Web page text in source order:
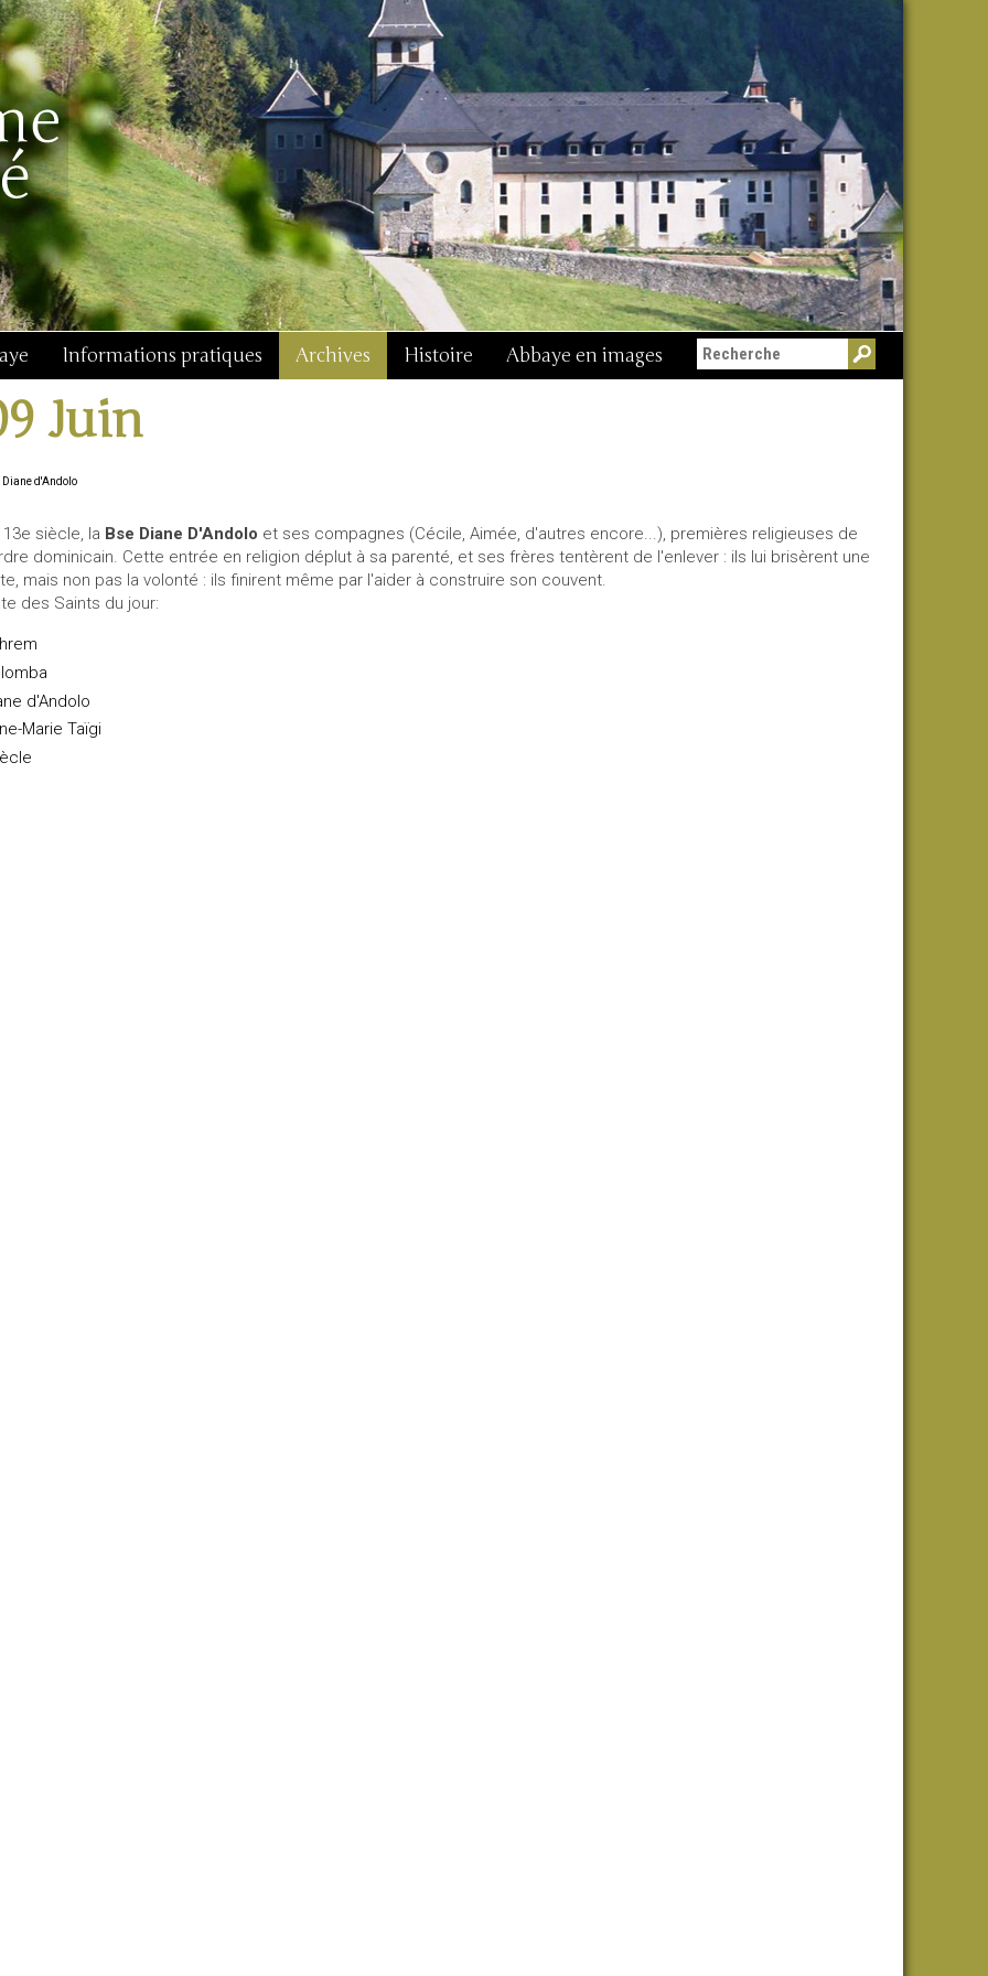
Informations pratiques Archives Histoire Abbaye en images
Juin
Diane d'Andolo
13e siècle, la Bse Diane D'Andolo et ses compagnes (Cécile, Aimée, d'autres encore...), premières religieuses de
dominicain. Cette entrée en religion déplut à sa parenté, et ses frères tentèrent de l'enlever : ils lui brisèrent une
mais non pas la volonté : ils finirent même par l'aider à construire son couvent.
des Saints du jour:
d'Andolo
Marie Taïgi